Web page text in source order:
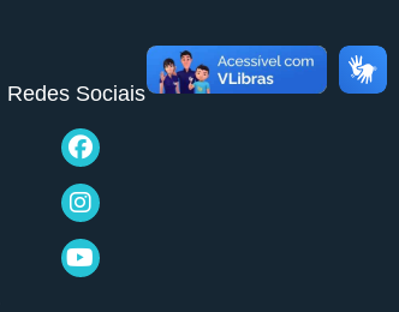
Redes Sociais